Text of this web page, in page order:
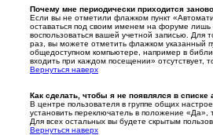
Почему мне периодически приходится
Если вы не отметили флажком пункт
оставаться под своим именем на форуме лишь
воспользоваться вашей учетной записью. Для
раз, вы можете отметить флажком указанный
общедоступном компьютере, например в
входить при каждом посещении» отсутствует,
Вернуться наверх
Как сделать, чтобы я не появлялся в списке
В центре пользователя в группе общих
установить переключатель в положение
Для всех остальных вы будете скрытым
Вернуться наверх